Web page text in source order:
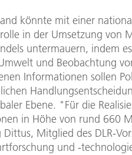
könnte mit einer
in der Umsetzung von
untermauern, indem
und Beobachtung
Informationen sollen
Ebene. "Für die
in Höhe von rund 660
Dittus, Mitglied des DLR-
und -